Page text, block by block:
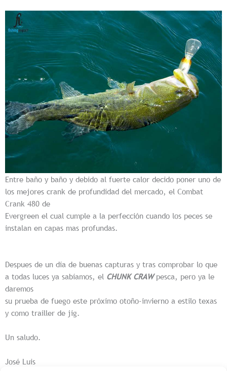
Entre baño y baño y debido al fuerte calor decido poner uno de
los mejores crank de profundidad del mercado, el Combat
Crank 480 de
Evergreen el cual cumple a la perfección cuando los peces se
instalan en capas mas profundas.
Despues de un día de buenas capturas y tras comprobar lo que
a todas luces ya sabíamos, el CHUNK CRAWpesca, pero ya le
daremos
su prueba de fuego este próximo otoño-invierno a estilo texas
y como trailler de jig.
Un saludo.
José Luis